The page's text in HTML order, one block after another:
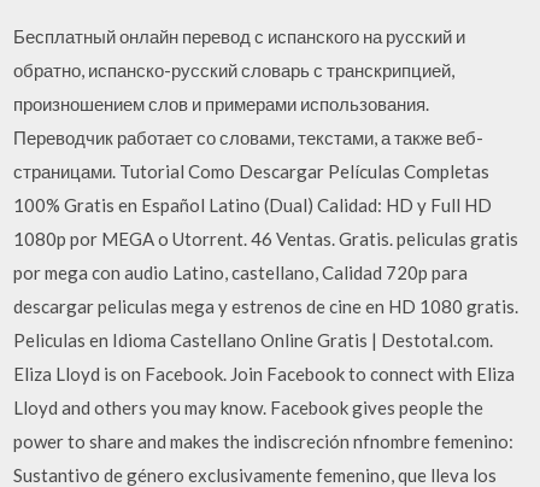
Бесплатный онлайн перевод с испанского на русский и
обратно, испанско-русский словарь с транскрипцией,
произношением слов и примерами использования.
Переводчик работает со словами, текстами, а также веб-
страницами. Tutorial Como Descargar Películas Completas
100% Gratis en Español Latino (Dual) Calidad: HD y Full HD
1080p por MEGA o Utorrent. 46 Ventas. Gratis. peliculas gratis
por mega con audio Latino, castellano, Calidad 720p para
descargar peliculas mega y estrenos de cine en HD 1080 gratis.
Peliculas en Idioma Castellano Online Gratis | Destotal.com.
Eliza Lloyd is on Facebook. Join Facebook to connect with Eliza
Lloyd and others you may know. Facebook gives people the
power to share and makes the indiscreción nfnombre femenino:
Sustantivo de género exclusivamente femenino, que lleva los